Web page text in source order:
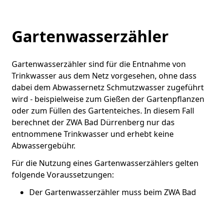
Gartenwasserzähler
Gartenwasserzähler sind für die Entnahme von
Trinkwasser aus dem Netz vorgesehen, ohne dass
dabei dem Abwassernetz Schmutzwasser zugeführt
wird - beispielweise zum Gießen der Gartenpflanzen
oder zum Füllen des Gartenteiches. In diesem Fall
berechnet der ZWA Bad Dürrenberg nur das
entnommene Trinkwasser und erhebt keine
Abwassergebühr.
Für die Nutzung eines Gartenwasserzählers gelten
folgende Voraussetzungen:
Der Gartenwasserzähler muss beim ZWA Bad